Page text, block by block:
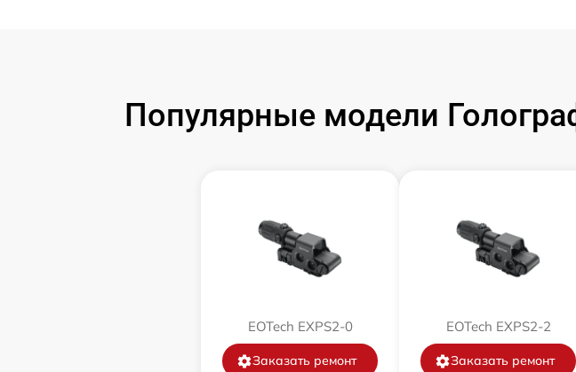
Чистка от вирусов
Популярные модели
EOTech EXPS2-0
Заказать ремонт
EOTech EXPS2-2
Заказать ремонт